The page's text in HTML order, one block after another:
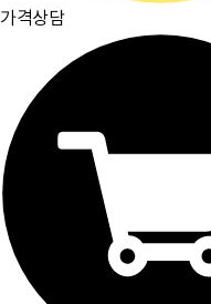
가격상담